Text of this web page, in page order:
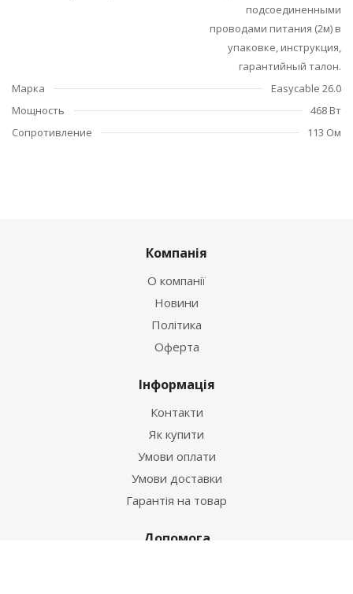
подсоединенными
проводами питания (2м) в
упаковке, инструкция,
гарантийный талон.
Марка
Easycable 26.0
Мощность
468 Вт
Сопротивление
113 Ом
Компанія
О компанії
Новини
Політика
Оферта
Інформація
Контакти
Як купити
Умови оплати
Умови доставки
Гарантія на товар
Допомога